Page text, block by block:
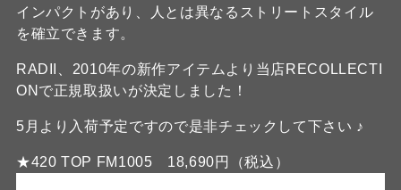
インパクトがあり、人とは異なるストリートスタイル
を確立できます。
RADII、2010年の新作アイテムより当店RECOLLECTI
ONで正規取扱いが決定しました！
5月より入荷予定ですので是非チェックして下さい ♪
★420 TOP FM1005 18,690円（税込）